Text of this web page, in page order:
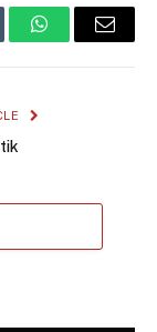
WhatsAppEmail